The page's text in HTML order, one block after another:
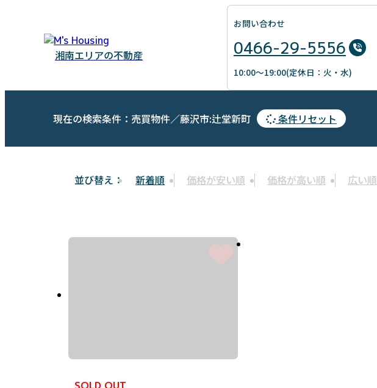
湘南エリアの不動産
お問い合わせ
0466-29-5556
10:00～19:00(定休日：火・水)
現在の検索条件：売買物件／藤沢市:辻堂新町 条件リセット
並び替え： 新着順 価格が安い順 価格が高い順 広い順